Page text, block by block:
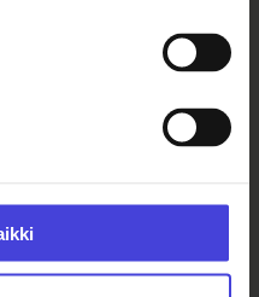
teatteria
koko vuoden
rentoihin